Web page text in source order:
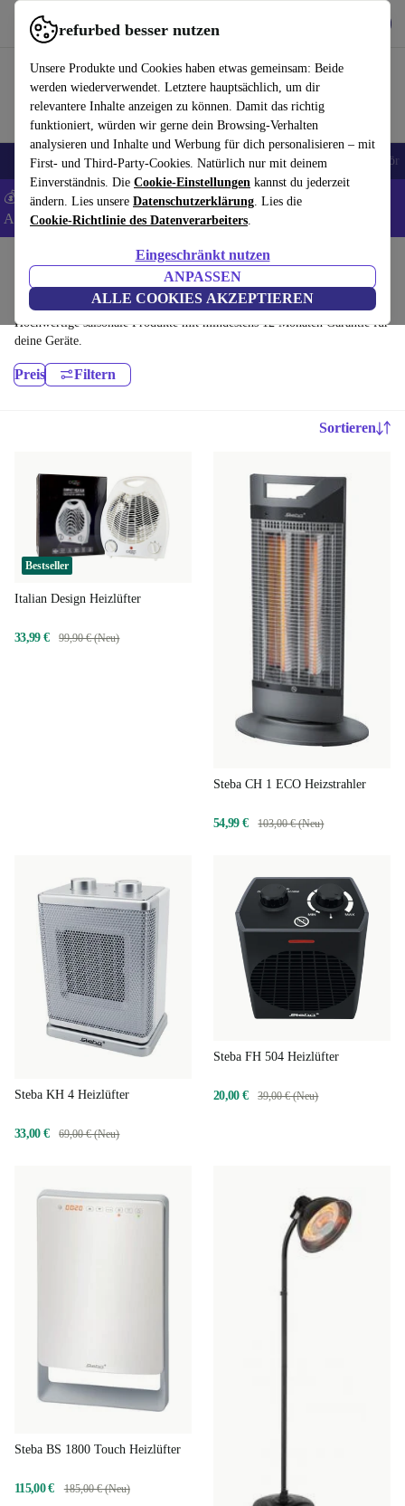
refurbed besser nutzen
Unsere Produkte und Cookies haben etwas gemeinsam: Beide
werden wiederverwendet. Letztere hauptsächlich, um dir
relevantere Inhalte anzeigen zu können. Damit das richtig
funktioniert, würden wir gerne dein Browsing-Verhalten
analysieren und Inhalte und Werbung für dich personalisieren – mit
First- und Third-Party-Cookies. Natürlich nur mit deinem
Einverständnis. Die Cookie-Einstellungen kannst du jederzeit
ändern. Lies unsere Datenschutzerklärung. Lies die
Cookie-Richtlinie des Datenverarbeiters.
Eingeschränkt nutzen
ANPASSEN
ALLE COOKIES AKZEPTIEREN
refurbed schnell und einfach nutzen
🎒 Back to school Handys Laptops Tablets Smartwatches Zubehör
💰 Extra -5% auf Samsung- und Google-Smartphones - Code:
ANDROID5 -AGB
Haushalt Luftbehandlung & Saisonal
Saisonal:
Hochwertige saisonale Produkte mit mindestens 12 Monaten Garantie für
deine Geräte.
Preis Filtern
Sortieren
Bestseller
Italian Design Heizlüfter
33,99 € 99,90 € (Neu)
Steba CH 1 ECO Heizstrahler
54,99 € 103,00 € (Neu)
Steba KH 4 Heizlüfter
33,00 € 69,00 € (Neu)
Steba FH 504 Heizlüfter
20,00 € 39,00 € (Neu)
Steba BS 1800 Touch Heizlüfter
115,00 € 185,00 € (Neu)